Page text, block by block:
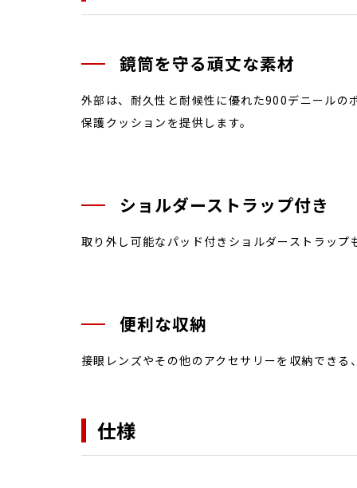
鏡筒を守る頑丈な素材
外部は、耐久性と耐候性に優れた900デニール
保護クッションを提供します。
ショルダーストラップ付き
取り外し可能なパッド付きショルダーストラッ
便利な収納
接眼レンズやその他のアクセサリーを収納でき
仕様